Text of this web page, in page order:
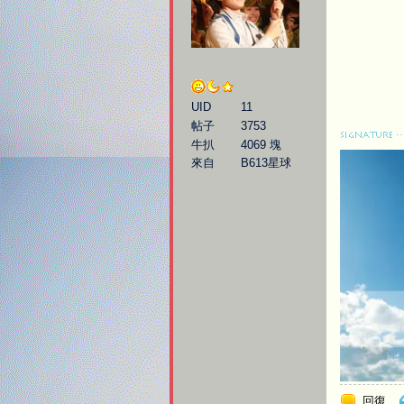
UID
11
帖子
3753
牛扒
4069 塊
來自
B613星球
回復